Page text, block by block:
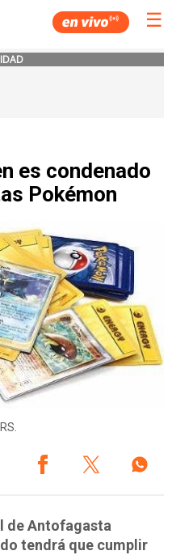
☰
es condenado
Pokémon
de Antofagasta
tendrá que cumplir